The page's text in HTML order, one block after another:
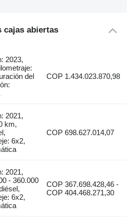
cajas abiertas
2023,
del
COP 1.434.023.870,98
2021,
km,
6x2,
COP 698.627.014,07
2021,
- 360.000
6x2,
COP 367.698.428,46 -
COP 404.468.271,30